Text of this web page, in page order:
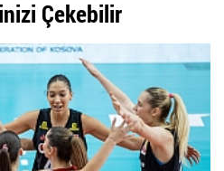
Çekebilir